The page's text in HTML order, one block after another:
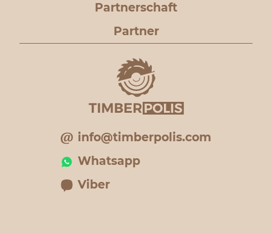
Partnerschaft
Partner
info@timberpolis.com
Whatsapp
Viber